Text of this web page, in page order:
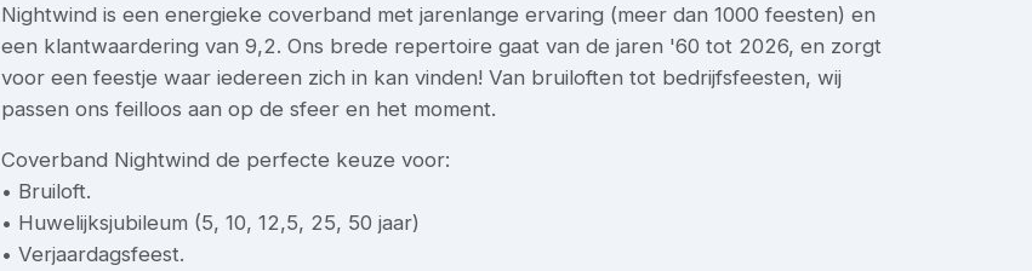
Nightwind is een energieke coverband met jarenlange ervaring (meer dan 1000 feesten) en
een klantwaardering van 9,2. Ons brede repertoire gaat van de jaren '60 tot 2026, en zorgt
voor een feestje waar iedereen zich in kan vinden! Van bruiloften tot bedrijfsfeesten, wij
passen ons feilloos aan op de sfeer en het moment.
Coverband Nightwind de perfecte keuze voor:
• Bruiloft.
• Huwelijksjubileum (5, 10, 12,5, 25, 50 jaar)
• Verjaardagsfeest.